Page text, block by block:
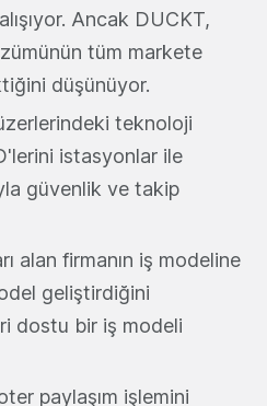
Ancak DUCKT,
tüm markete
düşünüyor.
teknoloji
istasyonlar ile
güvenlik ve takip
alan firmanın iş modeline
geliştirdiğini
dostu bir iş modeli
paylaşım işlemini